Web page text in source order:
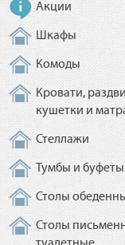
Акции
Шкафы
Комоды
Кровати,
кушетки и
Стеллажи
Тумбы и буфеты
Столы
Столы